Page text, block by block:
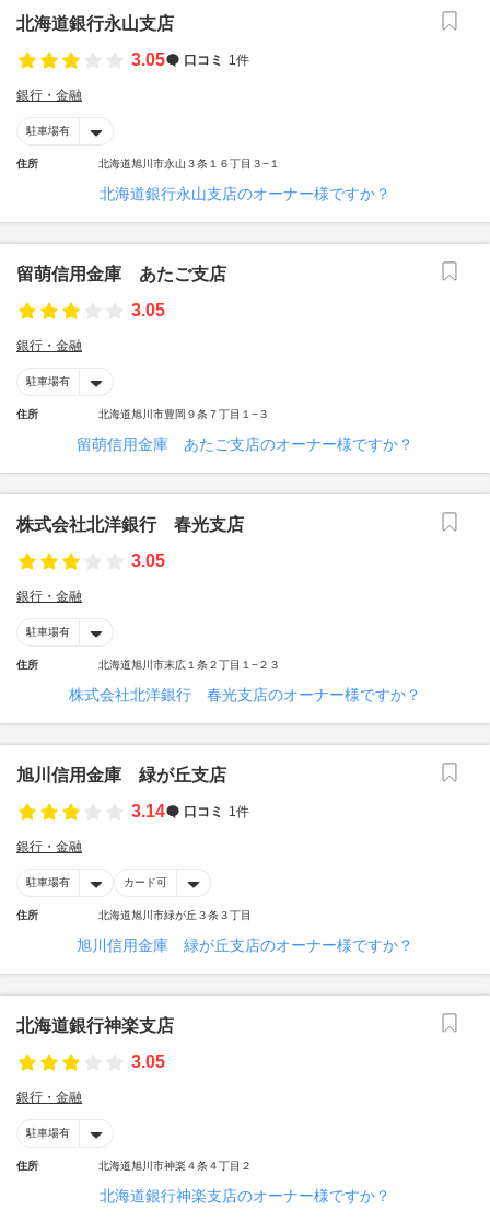
北海道銀行永山支店
3.05
口コミ 1件
銀行・金融
駐車場有
住所 北海道旭川市永山３条１６丁目３−１
北海道銀行永山支店のオーナー様ですか？
留萌信用金庫 あたご支店
3.05
銀行・金融
駐車場有
住所 北海道旭川市豊岡９条７丁目１−３
留萌信用金庫 あたご支店のオーナー様ですか？
株式会社北洋銀行 春光支店
3.05
銀行・金融
駐車場有
住所 北海道旭川市末広１条２丁目１−２３
株式会社北洋銀行 春光支店のオーナー様ですか？
旭川信用金庫 緑が丘支店
3.14
口コミ 1件
銀行・金融
駐車場有 カード可
住所 北海道旭川市緑が丘３条３丁目
旭川信用金庫 緑が丘支店のオーナー様ですか？
北海道銀行神楽支店
3.05
銀行・金融
駐車場有
住所 北海道旭川市神楽４条４丁目２
北海道銀行神楽支店のオーナー様ですか？